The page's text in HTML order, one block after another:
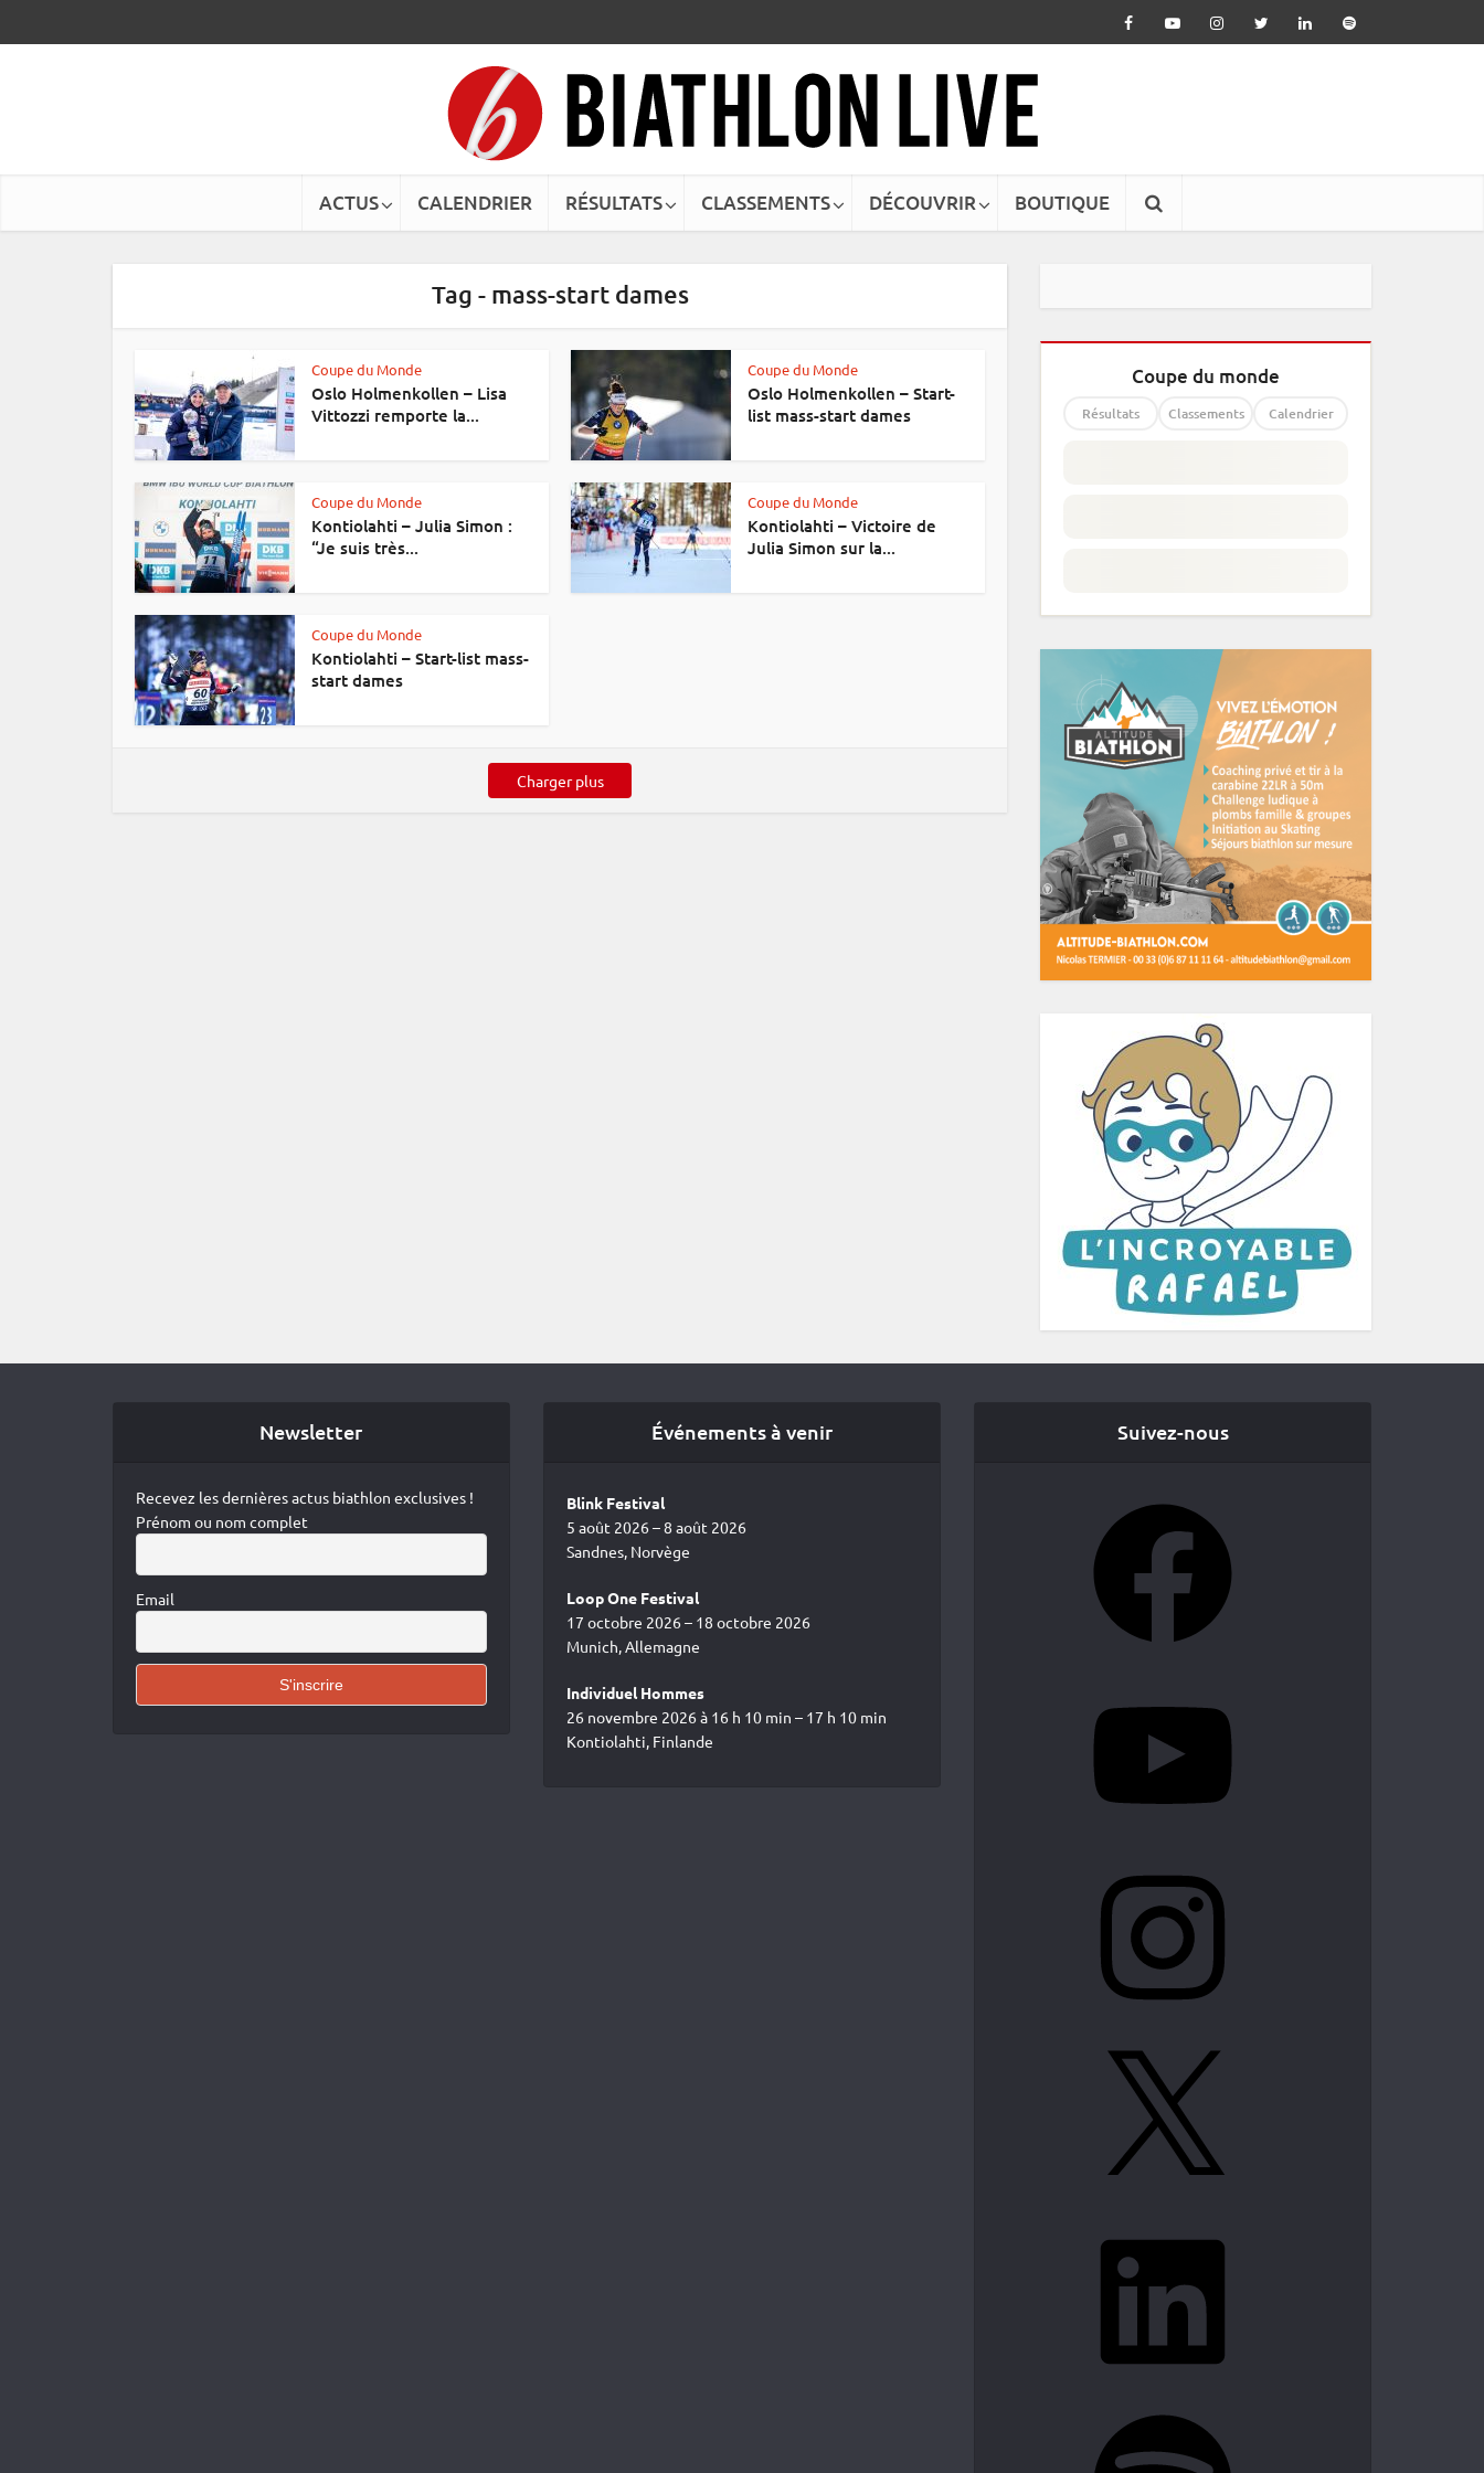
ACTUS CALENDRIER RÉSULTATS CLASSEMENTS DÉCOUVRIR BOUTIQUE
Tag - mass-start dames
Coupe du Monde
Oslo Holmenkollen – Lisa
Vittozzi remporte la...
Coupe du Monde
Oslo Holmenkollen – Start-
list mass-start dames
Coupe du Monde
Kontiolahti – Julia Simon :
“Je suis très...
Coupe du Monde
Kontiolahti – Victoire de
Julia Simon sur la...
Coupe du Monde
Kontiolahti – Start-list mass-
start dames
Charger plus
Coupe du monde
Résultats Classements Calendrier
Newsletter
Recevez les dernières actus biathlon exclusives !
Prénom ou nom complet
Email
Événements à venir
Blink Festival
5 août 2026 – 8 août 2026
Sandnes, Norvège
Loop One Festival
17 octobre 2026 – 18 octobre 2026
Munich, Allemagne
Individuel Hommes
26 novembre 2026 à 16 h 10 min – 17 h 10 min
Kontiolahti, Finlande
Suivez-nous